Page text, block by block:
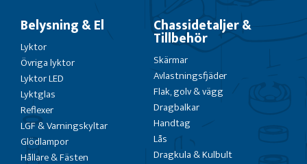
Belysning & El
Lyktor
Övriga lyktor
Lyktor LED
Lyktglas
Reflexer
LGF & Varningskyltar
Glödlampor
Hållare & Fästen
Chassidetaljer &
Tillbehör
Skärmar
Avlastningsfjäder
Flak, golv & vägg
Dragbalkar
Handtag
Lås
Dragkula & Kulbult